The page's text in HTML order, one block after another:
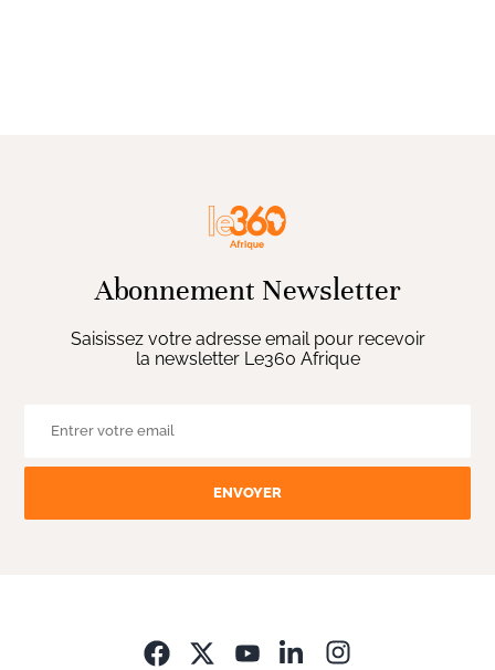
Abonnement Newsletter
Saisissez votre adresse email pour recevoir
la newsletter Le360 Afrique
ENVOYER